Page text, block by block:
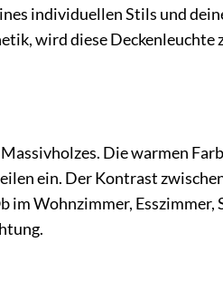
individuellen Stils und
wird diese Deckenleuchte
Die warmen
ein. Der Kontrast
im Wohnzimmer, Esszimmer,